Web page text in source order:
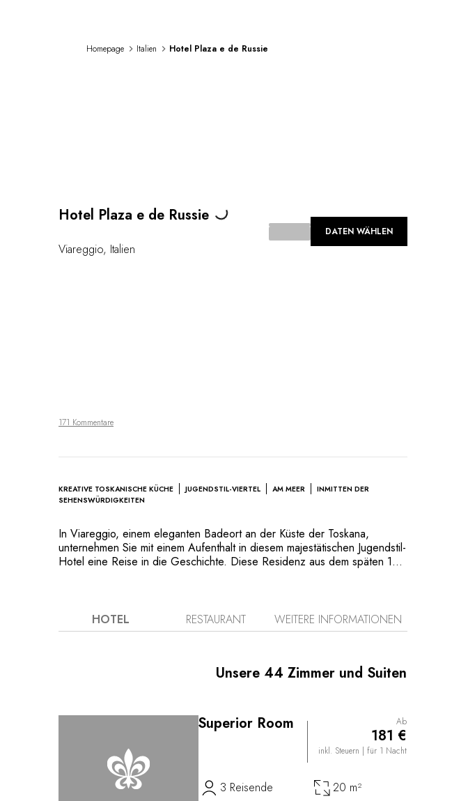
Homepage Italien Hotel Plaza e de Russie
Hotel Plaza e de RussieLoading...
Viareggio, Italien
DATEN WÄHLEN
171 Kommentare
KREATIVE TOSKANISCHE KÜCHE JUGENDSTIL-VIERTEL AM MEER
INMITTEN DER
SEHENSWÜRDIGKEITEN
In Viareggio, einem eleganten Badeort an der Küste der Toskana,
unternehmen Sie mit einem Aufenthalt in diesem majestätischen Jugendstil-
Hotel eine Reise in die Geschichte. Diese Residenz aus dem späten 19.
bezaubernden eleganten und zeitgemäßen Mobiliar umfangen. Ein
prächtiges Jugendstilgebäude. Machen Sie sich dann auf zu dem
HOTEL RESTAURANT WEITERE INFORMATIONEN
Unsere 44 Zimmer und Suiten
Superior Room Ab
181 €
inkl. Steuern | für 1 Nacht
3 Reisende 20 m²